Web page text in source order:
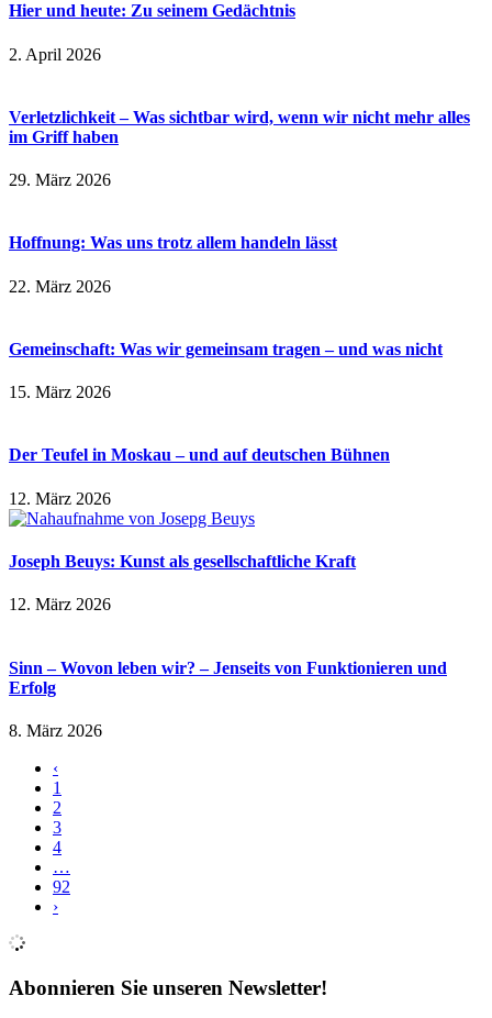
Hier und heute: Zu seinem Gedächtnis
2. April 2026
Verletzlichkeit – Was sichtbar wird, wenn wir nicht mehr alles
im Griff haben
29. März 2026
Hoffnung: Was uns trotz allem handeln lässt
22. März 2026
Gemeinschaft: Was wir gemeinsam tragen – und was nicht
15. März 2026
Der Teufel in Moskau – und auf deutschen Bühnen
12. März 2026
Joseph Beuys: Kunst als gesellschaftliche Kraft
12. März 2026
Sinn – Wovon leben wir? – Jenseits von Funktionieren und
Erfolg
8. März 2026
‹
1
2
3
4
…
92
›
Abonnieren Sie unseren Newsletter!